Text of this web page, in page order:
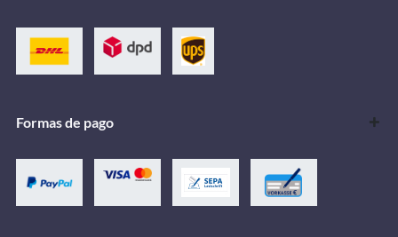
Formas de pago